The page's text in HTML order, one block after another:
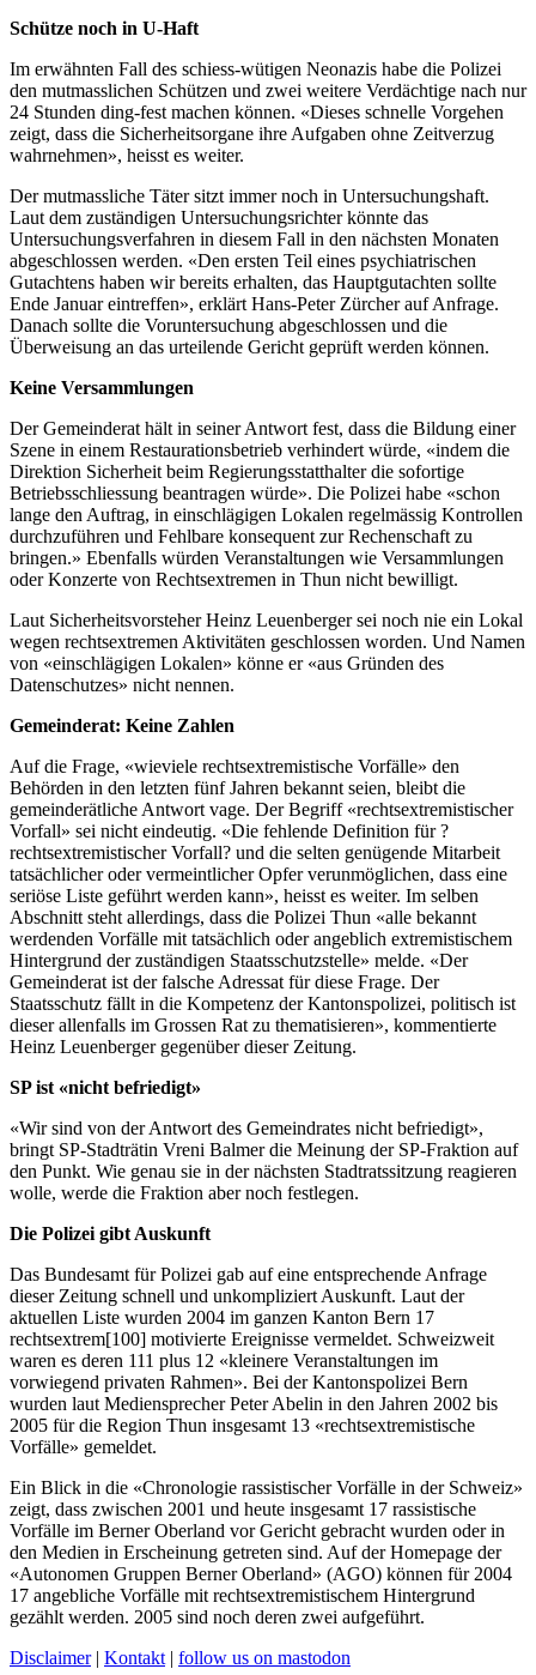
Schütze noch in U-Haft
Im erwähnten Fall des schiess-wütigen Neonazis habe die Polizei
den mutmasslichen Schützen und zwei weitere Verdächtige nach nur
24 Stunden ding-fest machen können. «Dieses schnelle Vorgehen
zeigt, dass die Sicherheitsorgane ihre Aufgaben ohne Zeitverzug
wahrnehmen», heisst es weiter.
Der mutmassliche Täter sitzt immer noch in Untersuchungshaft.
Laut dem zuständigen Untersuchungsrichter könnte das
Untersuchungsverfahren in diesem Fall in den nächsten Monaten
abgeschlossen werden. «Den ersten Teil eines psychiatrischen
Gutachtens haben wir bereits erhalten, das Hauptgutachten sollte
Ende Januar eintreffen», erklärt Hans-Peter Zürcher auf Anfrage.
Danach sollte die Voruntersuchung abgeschlossen und die
Überweisung an das urteilende Gericht geprüft werden können.
Keine Versammlungen
Der Gemeinderat hält in seiner Antwort fest, dass die Bildung einer
Szene in einem Restaurationsbetrieb verhindert würde, «indem die
Direktion Sicherheit beim Regierungsstatthalter die sofortige
Betriebsschliessung beantragen würde». Die Polizei habe «schon
lange den Auftrag, in einschlägigen Lokalen regelmässig Kontrollen
durchzuführen und Fehlbare konsequent zur Rechenschaft zu
bringen.» Ebenfalls würden Veranstaltungen wie Versammlungen
oder Konzerte von Rechtsextremen in Thun nicht bewilligt.
Laut Sicherheitsvorsteher Heinz Leuenberger sei noch nie ein Lokal
wegen rechtsextremen Aktivitäten geschlossen worden. Und Namen
von «einschlägigen Lokalen» könne er «aus Gründen des
Datenschutzes» nicht nennen.
Gemeinderat: Keine Zahlen
Auf die Frage, «wieviele rechtsextremistische Vorfälle» den
Behörden in den letzten fünf Jahren bekannt seien, bleibt die
gemeinderätliche Antwort vage. Der Begriff «rechtsextremistischer
Vorfall» sei nicht eindeutig. «Die fehlende Definition für ?
rechtsextremistischer Vorfall? und die selten genügende Mitarbeit
tatsächlicher oder vermeintlicher Opfer verunmöglichen, dass eine
seriöse Liste geführt werden kann», heisst es weiter. Im selben
Abschnitt steht allerdings, dass die Polizei Thun «alle bekannt
werdenden Vorfälle mit tatsächlich oder angeblich extremistischem
Hintergrund der zuständigen Staatsschutzstelle» melde. «Der
Gemeinderat ist der falsche Adressat für diese Frage. Der
Staatsschutz fällt in die Kompetenz der Kantonspolizei, politisch ist
dieser allenfalls im Grossen Rat zu thematisieren», kommentierte
Heinz Leuenberger gegenüber dieser Zeitung.
SP ist «nicht befriedigt»
«Wir sind von der Antwort des Gemeindrates nicht befriedigt»,
bringt SP-Stadträtin Vreni Balmer die Meinung der SP-Fraktion auf
den Punkt. Wie genau sie in der nächsten Stadtratssitzung reagieren
wolle, werde die Fraktion aber noch festlegen.
Die Polizei gibt Auskunft
Das Bundesamt für Polizei gab auf eine entsprechende Anfrage
dieser Zeitung schnell und unkompliziert Auskunft. Laut der
aktuellen Liste wurden 2004 im ganzen Kanton Bern 17
rechtsextrem[100] motivierte Ereignisse vermeldet. Schweizweit
waren es deren 111 plus 12 «kleinere Veranstaltungen im
vorwiegend privaten Rahmen». Bei der Kantonspolizei Bern
wurden laut Mediensprecher Peter Abelin in den Jahren 2002 bis
2005 für die Region Thun insgesamt 13 «rechtsextremistische
Vorfälle» gemeldet.
Ein Blick in die «Chronologie rassistischer Vorfälle in der Schweiz»
zeigt, dass zwischen 2001 und heute insgesamt 17 rassistische
Vorfälle im Berner Oberland vor Gericht gebracht wurden oder in
den Medien in Erscheinung getreten sind. Auf der Homepage der
«Autonomen Gruppen Berner Oberland» (AGO) können für 2004
17 angebliche Vorfälle mit rechtsextremistischem Hintergrund
gezählt werden. 2005 sind noch deren zwei aufgeführt.
Disclaimer| Kontakt| follow us on mastodon